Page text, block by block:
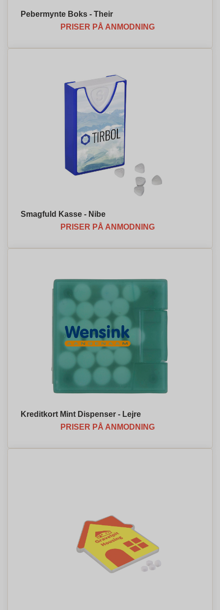
Pebermynte Boks - Their
PRISER PÅ ANMODNING
Smagfuld Kasse - Nibe
PRISER PÅ ANMODNING
Kreditkort Mint Dispenser - Lejre
PRISER PÅ ANMODNING